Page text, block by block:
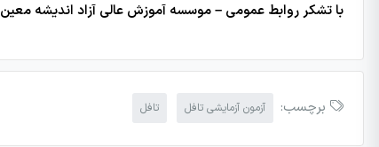
با تشکر روابط عمومی – موسسه آموزش عالی آزاد اندیشه معین
برچسب: آزمون آزمایشی تافل تافل